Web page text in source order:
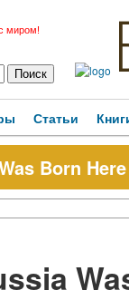
миром!
Статьи
Born Here